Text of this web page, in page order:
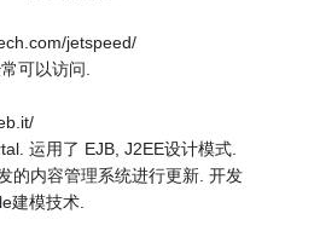
jetspeed/
可以访问.
运用了 EJB, J2EE设计模式.
的内容管理系统进行更新. 开发
建模技术.